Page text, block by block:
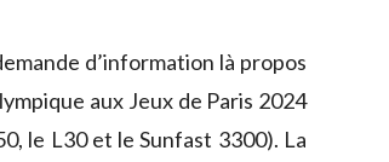
d’information là propos
aux Jeux de Paris 2024
le L30 et le Sunfast 3300). La